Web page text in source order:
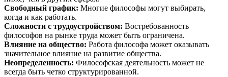
Свободный график: Многие философы могут выбирать,
когда и как работать.
Сложности с трудоустройством: Востребованность
философов на рынке труда может быть ограничена.
Влияние на общество: Работа философа может оказывать
значительное влияние на развитие общества.
Неопределенность: Философская деятельность может не
всегда быть четко структурированной.